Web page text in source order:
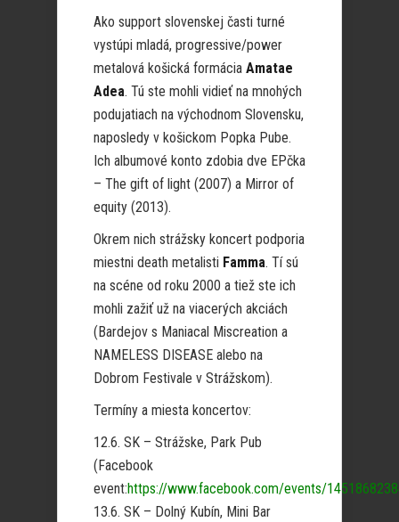
Ako support slovenskej časti turné
vystúpi mladá, progressive/power
metalová košická formácia Amatae
Adea. Tú ste mohli vidieť na mnohých
podujatiach na východnom Slovensku,
naposledy v košickom Popka Pube.
Ich albumové konto zdobia dve EPčka
– The gift of light (2007) a Mirror of
equity (2013).
Okrem nich strážsky koncert podporia
miestni death metalisti Famma. Tí sú
na scéne od roku 2000 a tiež ste ich
mohli zažiť už na viacerých akciách
(Bardejov s Maniacal Miscreation a
NAMELESS DISEASE alebo na
Dobrom Festivale v Strážskom).
Termíny a miesta koncertov:
12.6. SK – Strážske, Park Pub
(Facebook
event:https://www.facebook.com/events/
13.6. SK – Dolný Kubín, Mini Bar